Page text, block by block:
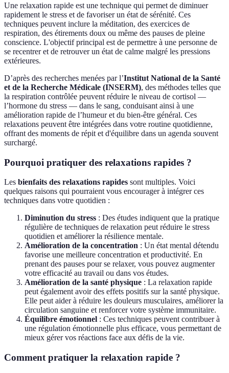
Une relaxation rapide est une technique qui permet de diminuer
rapidement le stress et de favoriser un état de sérénité. Ces
techniques peuvent inclure la méditation, des exercices de
respiration, des étirements doux ou même des pauses de pleine
conscience. L'objectif principal est de permettre à une personne de
se recentrer et de retrouver un état de calme malgré les pressions
extérieures.
D’après des recherches menées par l’Institut National de la Santé
et de la Recherche Médicale (INSERM), des méthodes telles que
la respiration contrôlée peuvent réduire le niveau de cortisol —
l’hormone du stress — dans le sang, conduisant ainsi à une
amélioration rapide de l’humeur et du bien-être général. Ces
relaxations peuvent être intégrées dans votre routine quotidienne,
offrant des moments de répit et d'équilibre dans un agenda souvent
surchargé.
Pourquoi pratiquer des relaxations rapides ?
Les bienfaits des relaxations rapides sont multiples. Voici
quelques raisons qui pourraient vous encourager à intégrer ces
techniques dans votre quotidien :
Diminution du stress : Des études indiquent que la pratique
régulière de techniques de relaxation peut réduire le stress
quotidien et améliorer la résilience mentale.
Amélioration de la concentration : Un état mental détendu
favorise une meilleure concentration et productivité. En
prenant des pauses pour se relaxer, vous pouvez augmenter
votre efficacité au travail ou dans vos études.
Amélioration de la santé physique : La relaxation rapide
peut également avoir des effets positifs sur la santé physique.
Elle peut aider à réduire les douleurs musculaires, améliorer la
circulation sanguine et renforcer votre système immunitaire.
Équilibre émotionnel : Ces techniques peuvent contribuer à
une régulation émotionnelle plus efficace, vous permettant de
mieux gérer vos réactions face aux défis de la vie.
Comment pratiquer la relaxation rapide ?